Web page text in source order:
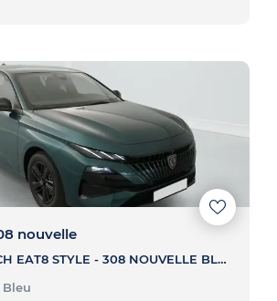
nouvelle
BLUEHDI 130CH EAT8 STYLE - 308 NOUVELLE BLUEHDI 130CH EAT8 STYLE
Bleu